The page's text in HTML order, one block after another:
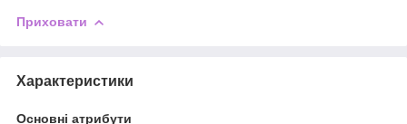
Приховати
Характеристики
Основні атрибути